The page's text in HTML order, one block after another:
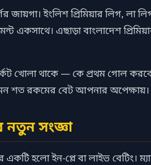
ইংলিশ প্রিমিয়ার লিগ, লা
একসাথে। এছাড়া বাংলাদেশ
খোলা থাকে — কে প্রথম গোল
শত রকমের বেট আপনার অপেক্ষায়।
নতুন সংজ্ঞা
হলো ইন-প্লে বা লাইভ বেটিং।